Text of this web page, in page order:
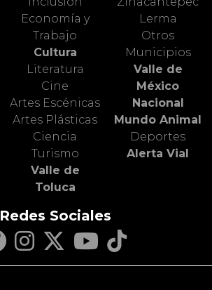
Economía y
Trabajo
Cultura
Literatura
Cine
Artes Escénicas
Artes Plásticas
Ciencia
Turismo
Valle de
Toluca
Lerma
Otros
Municipios
Valle de
México
Nacional
Mundo Animal
Deportes
Alerta Vial
Redes Sociales